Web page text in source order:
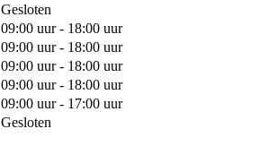
Gesloten
09:00 uur - 18:00 uur
09:00 uur - 18:00 uur
09:00 uur - 18:00 uur
09:00 uur - 18:00 uur
09:00 uur - 17:00 uur
Gesloten